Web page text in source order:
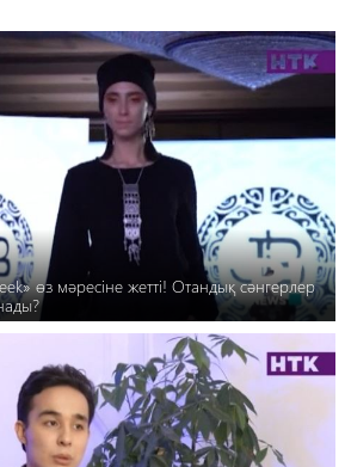
өз мәресіне жетті! Отандық сәнгерлер